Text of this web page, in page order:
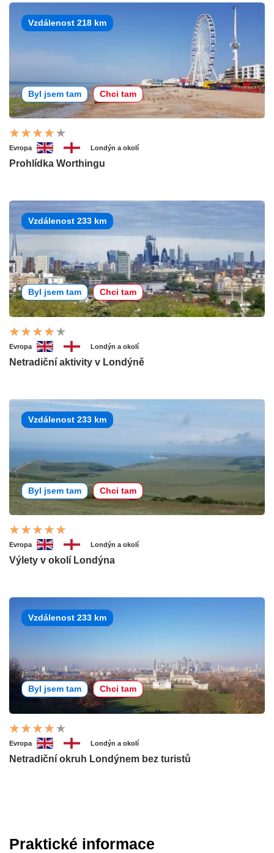
Vzdálenost 218 km
Byl jsem tam Chci tam
Evropa Londýn a okolí
Prohlídka Worthingu
Vzdálenost 233 km
Byl jsem tam Chci tam
Evropa Londýn a okolí
Netradiční aktivity v Londýně
Vzdálenost 233 km
Byl jsem tam Chci tam
Evropa Londýn a okolí
Výlety v okolí Londýna
Vzdálenost 233 km
Byl jsem tam Chci tam
Evropa Londýn a okolí
Netradiční okruh Londýnem bez turistů
Praktické informace